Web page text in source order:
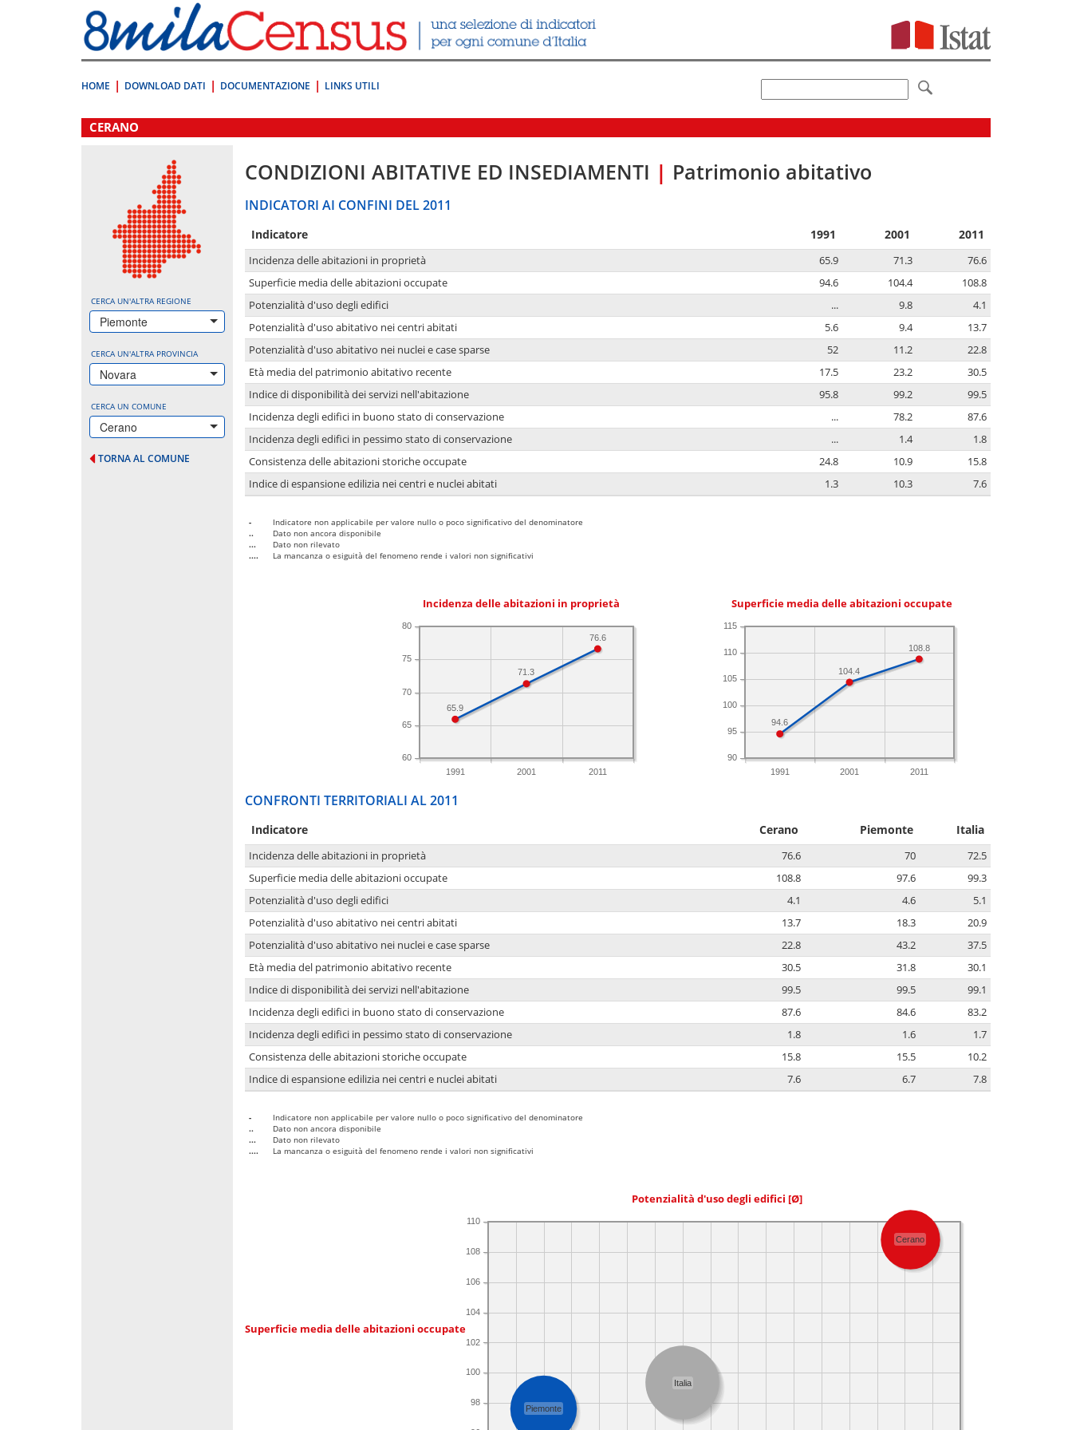
direttamente
a:
Contenuto
HOME DOWNLOAD DATI DOCUMENTAZIONE LINKS UTILI
.
CERANO
CERCA UN'ALTRA REGIONE
Piemonte
CERCA UN'ALTRA PROVINCIA
Novara
CERCA UN COMUNE
Cerano
TORNA AL COMUNE
CONDIZIONI ABITATIVE ED INSEDIAMENTI | Patrimonio abitativo
INDICATORI AI CONFINI DEL 2011
Indicatore 1991 2001 2011
Incidenza delle abitazioni in proprietà 65.9 71.3
76.6
Superficie media delle abitazioni occupate
94.6 104.4
108.8
Potenzialità d'uso degli edifici
... 9.8
4.1
Potenzialità d'uso abitativo nei centri abitati
5.6 9.4
13.7
Potenzialità d'uso abitativo nei nuclei e case sparse
52 11.2
22.8
Età media del patrimonio abitativo recente
17.5 23.2
30.5
Indice di disponibilità dei servizi nell'abitazione
95.8 99.2
99.5
Incidenza degli edifici in buono stato di conservazione
... 78.2
87.6
Incidenza degli edifici in pessimo stato di conservazione
... 1.4
1.8
Consistenza delle abitazioni storiche occupate
24.8 10.9
15.8
Indice di espansione edilizia nei centri e nuclei abitati
1.3 10.3 7.6
-
Indicatore non applicabile per valore nullo o poco significativo del denominatore
..
Dato non ancora disponibile
...
Dato non rilevato
....
La mancanza o esiguità del fenomeno rende i valori non significativi
Incidenza delle abitazioni in proprietà
1991 2001 2011
60
65
70
75
80
76.6
71.3
65.9
Superficie media delle abitazioni occupate
1991 2001 2011
90
95
100
105
110
115
108.8
104.4
94.6
CONFRONTI TERRITORIALI AL 2011
Indicatore Cerano Piemonte Italia
Incidenza delle abitazioni in proprietà 76.6 70
72.5
Superficie media delle abitazioni occupate
108.8 97.6
99.3
Potenzialità d'uso degli edifici
4.1 4.6
5.1
Potenzialità d'uso abitativo nei centri abitati
13.7 18.3
20.9
Potenzialità d'uso abitativo nei nuclei e case sparse
22.8 43.2
37.5
Età media del patrimonio abitativo recente
30.5 31.8
30.1
Indice di disponibilità dei servizi nell'abitazione
99.5 99.5
99.1
Incidenza degli edifici in buono stato di conservazione
87.6 84.6
83.2
Incidenza degli edifici in pessimo stato di conservazione
1.8 1.6
1.7
Consistenza delle abitazioni storiche occupate
15.8 15.5
10.2
Indice di espansione edilizia nei centri e nuclei abitati
7.6 6.7 7.8
-
Indicatore non applicabile per valore nullo o poco significativo del denominatore
..
Dato non ancora disponibile
...
Dato non rilevato
....
La mancanza o esiguità del fenomeno rende i valori non significativi
Potenzialità d'uso degli edifici [Ø]
Superficie media delle abitazioni occupate
98
100
102
104
106
108
110
Italia
Piemonte
Cerano